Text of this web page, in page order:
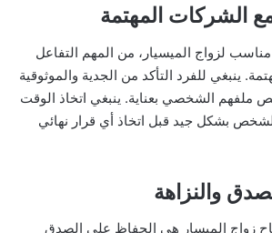
الشركات المهتمة
لزواج الميسيار، من المهم التفاعل
ينبغي للفرد التأكد من الجدية والموثوقية
ملفهم الشخصي بعناية. ينبغي اتخاذ الوقت
بشكل جيد قبل اتخاذ أي قرار نهائي
والنزاهة
زواج الميسار هي الحفاظ على الصدق